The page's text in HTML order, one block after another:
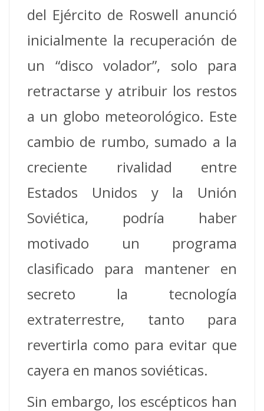
del Ejército de Roswell anunció
inicialmente la recuperación de
un “disco volador”, solo para
retractarse y atribuir los restos
a un globo meteorológico. Este
cambio de rumbo, sumado a la
creciente rivalidad entre
Estados Unidos y la Unión
Soviética, podría haber
motivado un programa
clasificado para mantener en
secreto la tecnología
extraterrestre, tanto para
revertirla como para evitar que
cayera en manos soviéticas.
Sin embargo, los escépticos han